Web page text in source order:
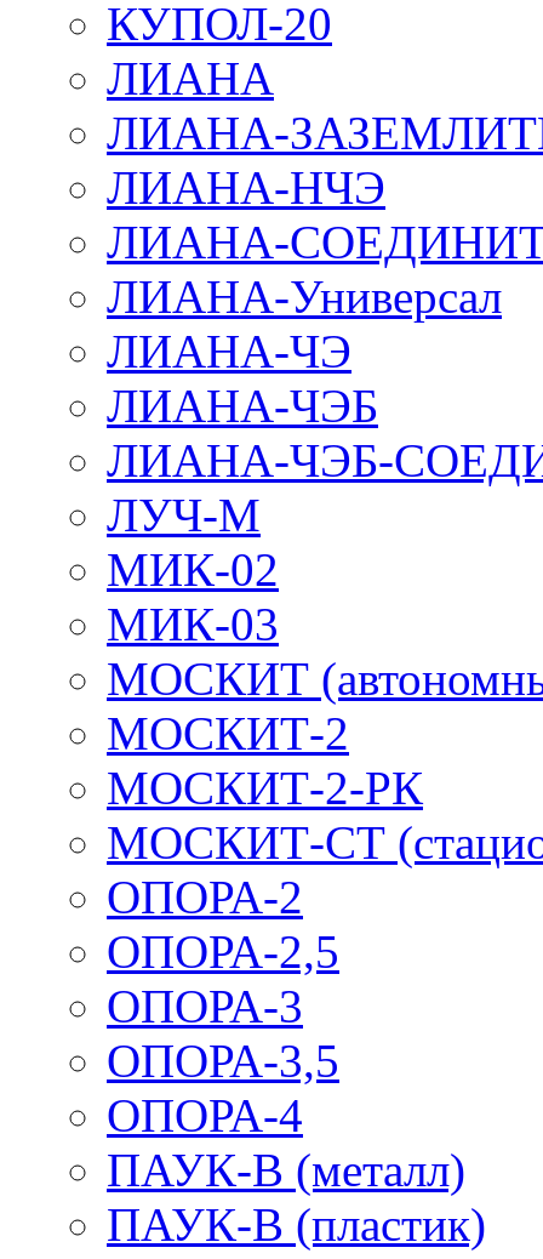
КУПОЛ-20
ЛИАНА
ЛИАНА-
ЛИАНА-НЧЭ
ЛИАНА-
ЛИАНА-Универсал
ЛИАНА-ЧЭ
ЛИАНА-ЧЭБ
ЛИАНА-ЧЭБ-
ЛУЧ-М
МИК-02
МИК-03
МОСКИТ
МОСКИТ-2
МОСКИТ-2-РК
МОСКИТ-СТ
ОПОРА-2
ОПОРА-2,5
ОПОРА-3
ОПОРА-3,5
ОПОРА-4
ПАУК-В (металл)
ПАУК-В (пластик)